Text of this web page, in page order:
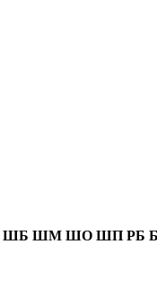
ШБ ШМ ШО ШП РБ